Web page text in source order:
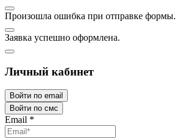
Произошла ошибка при отправке формы.
Заявка успешно оформлена.
Личный кабинет
Войти по email
Войти по смс
Email *